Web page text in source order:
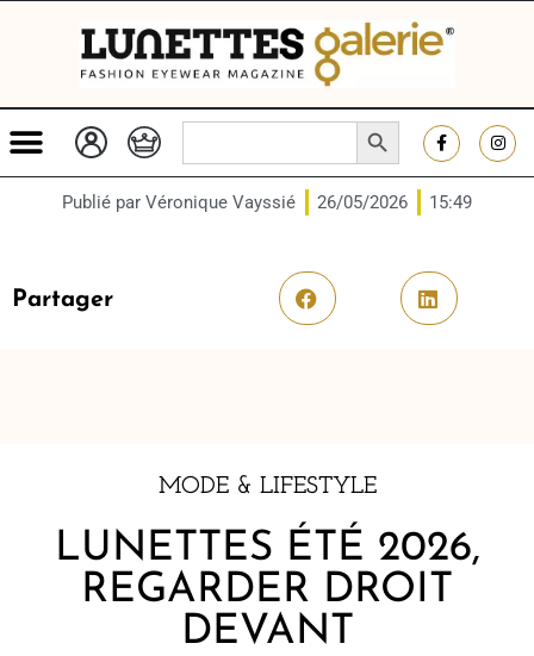
Search
SEARCH BUTTON
Publié par Véronique Vayssié 26/05/2026 15:49
Partager
MODE & LIFESTYLE
LUNETTES ÉTÉ 2026,
REGARDER DROIT
DEVANT